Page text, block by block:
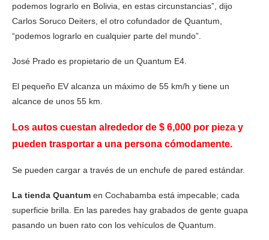
podemos lograrlo en Bolivia, en estas circunstancias”, dijo
Carlos Soruco Deiters, el otro cofundador de Quantum,
“podemos lograrlo en cualquier parte del mundo”.
José Prado es propietario de un Quantum E4.
El pequeño EV alcanza un máximo de 55 km/h y tiene un
alcance de unos 55 km.
Los autos cuestan alrededor de $ 6,000 por pieza y
pueden trasportar a una persona cómodamente.
Se pueden cargar a través de un enchufe de pared estándar.
La tienda Quantum en Cochabamba está impecable; cada
superficie brilla. En las paredes hay grabados de gente guapa
pasando un buen rato con los vehículos de Quantum.